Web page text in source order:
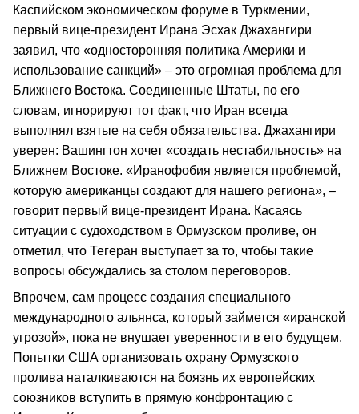
Каспийском экономическом форуме в Туркмении,
первый вице-президент Ирана Эсхак Джахангири
заявил, что «односторонняя политика Америки и
использование санкций» – это огромная проблема для
Ближнего Востока. Соединенные Штаты, по его
словам, игнорируют тот факт, что Иран всегда
выполнял взятые на себя обязательства. Джахангири
уверен: Вашингтон хочет «создать нестабильность» на
Ближнем Востоке. «Иранофобия является проблемой,
которую американцы создают для нашего региона», –
говорит первый вице-президент Ирана. Касаясь
ситуации с судоходством в Ормузском проливе, он
отметил, что Тегеран выступает за то, чтобы такие
вопросы обсуждались за столом переговоров.
Впрочем, сам процесс создания специального
международного альянса, который займется «иранской
угрозой», пока не внушает уверенности в его будущем.
Попытки США организовать охрану Ормузского
пролива наталкиваются на боязнь их европейских
союзников вступить в прямую конфронтацию с